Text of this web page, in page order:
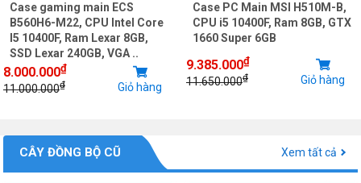
Case gaming main ECS
B560H6-M22, CPU Intel Core
I5 10400F, Ram Lexar 8GB,
SSD Lexar 240GB, VGA ..
8.000.000₫
11.000.000₫ Giỏ hàng
Case PC Main MSI H510M-B,
CPU i5 10400F, Ram 8GB, GTX
1660 Super 6GB
9.385.000₫
11.650.000₫ Giỏ hàng
CÂY ĐỒNG BỘ CŨ Xem tất cả